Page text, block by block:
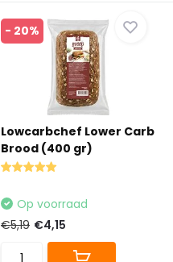
- 20%
Lowcarbchef Lower Carb
Brood (400 gr)
Op voorraad
€5,19 €4,15